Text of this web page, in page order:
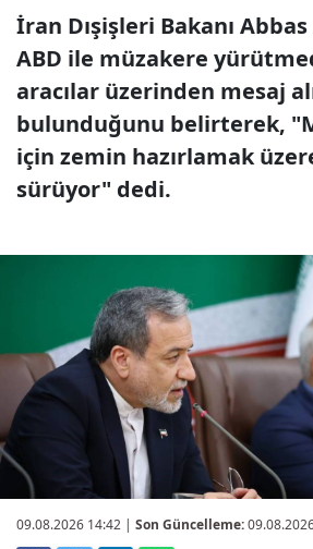
İran Dışişleri Bakanı Abbas
ABD ile müzakere
aracılar üzerinden mesaj
bulunduğunu belirterek,
için zemin hazırlamak
sürüyor" dedi.
09.08.2026 14:42 | Son Güncelleme: